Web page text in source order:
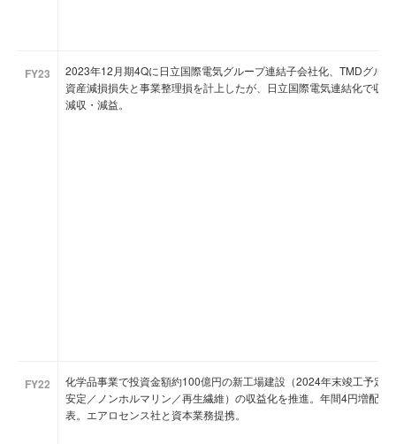
FY23
2023年12月期4Qに日立国際電気グループ連結子会社化、TMDグル
資産減損損失と事業整理損を計上したが、日立国際電気連結化で収
減収・減益。
FY22
化学品事業で投資金額約100億円の新工場建設（2024年末竣工予定
安定／ノンホルマリン／再生繊維）の収益化を推進。年間4円増配
表。エアロセンス社と資本業務提携。